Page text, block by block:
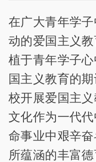
在广大青年学
动的爱国主义
植于青年学子
国主义教育的
校开展爱国主
文化作为一代
命事业中艰辛
所蕴涵的丰富